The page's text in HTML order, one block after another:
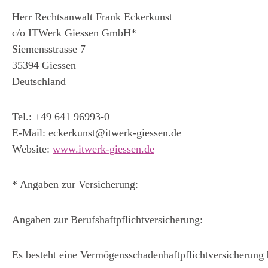
Herr Rechtsanwalt Frank Eckerkunst
c/o ITWerk Giessen GmbH*
Siemensstrasse 7
35394 Giessen
Deutschland
Tel.: +49 641 96993-0
E-Mail: eckerkunst@itwerk-giessen.de
Website: www.itwerk-giessen.de
* Angaben zur Versicherung:
Angaben zur Berufshaftpflichtversicherung:
Es besteht eine Vermögensschadenhaftpflichtversicherung